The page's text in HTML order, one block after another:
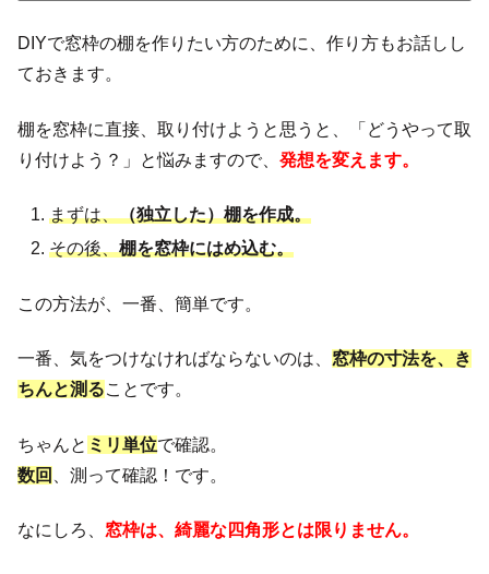
DIYで窓枠の棚を作りたい方のために、作り方もお話しし
ておきます。
棚を窓枠に直接、取り付けようと思うと、「どうやって取
り付けよう？」と悩みますので、 発想を変えます。
まずは、（独立した）棚を作成。
その後、棚を窓枠にはめ込む。
この方法が、一番、簡単です。
一番、気をつけなければならないのは、 窓枠の寸法を、き
ちんと測ることです。
ちゃんと ミリ単位で確認。
数回
、測って確認！です。
なにしろ、 窓枠は、綺麗な四角形とは限りません。